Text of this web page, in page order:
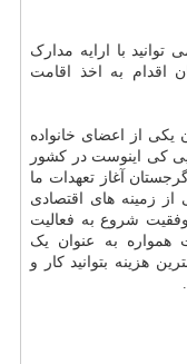
با ارایه مدارک
اقدام به اخذ اقامت
یکی از اعضای خانواده
کی اینوست در کشور
آغاز تعهدات ما
از زمینه های اقتصادی
شروع به فعالیت
همواره به عنوان یک
هزینه بتوانید کار و